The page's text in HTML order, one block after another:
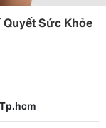
Quyết Sức Khỏe